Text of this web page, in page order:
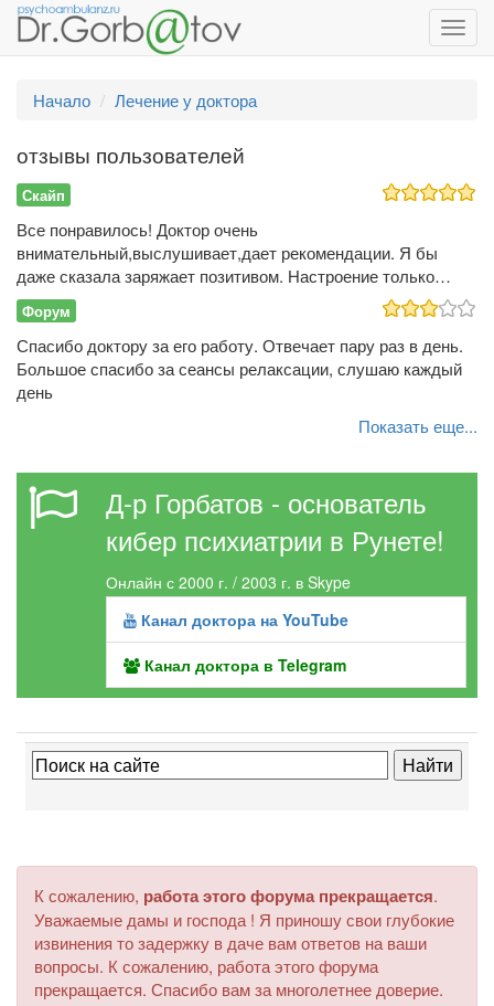
Начало
Лечение у доктора
отзывы пользователей
Скайп
Все понравилось! Доктор очень
внимательный,выслушивает,дает рекомендации. Я бы
даже сказала заряжает позитивом. Настроение только…
Форум
Спасибо доктору за его работу. Отвечает пару раз в день.
Большое спасибо за сеансы релаксации, слушаю каждый
день
Показать еще...
Д-р Горбатов - основатель
кибер психиатрии в Рунете!
Онлайн с 2000 г. / 2003 г. в Skype
Канал доктора на YouTube
Канал доктора в Telegram
К сожалению, работа этого форума прекращается.
Уважаемые дамы и господа ! Я приношу свои глубокие
извинения то задержку в даче вам ответов на ваши
вопросы. К сожалению, работа этого форума
прекращается. Спасибо вам за многолетнее доверие.